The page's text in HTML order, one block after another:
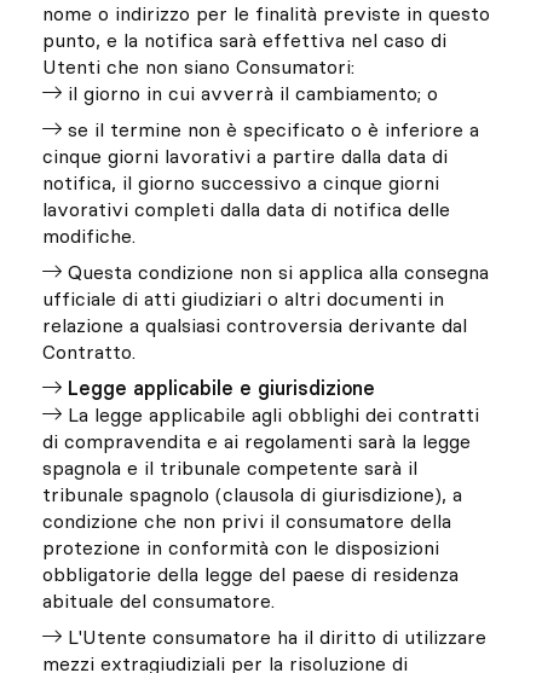
nome o indirizzo per le finalità previste in questo
punto, e la notifica sarà effettiva nel caso di
Utenti che non siano Consumatori:
il giorno in cui avverrà il cambiamento; o
se il termine non è specificato o è inferiore a
cinque giorni lavorativi a partire dalla data di
notifica, il giorno successivo a cinque giorni
lavorativi completi dalla data di notifica delle
modifiche.
Questa condizione non si applica alla consegna
ufficiale di atti giudiziari o altri documenti in
relazione a qualsiasi controversia derivante dal
Contratto.
Legge applicabile e giurisdizione
La legge applicabile agli obblighi dei contratti
di compravendita e ai regolamenti sarà la legge
spagnola e il tribunale competente sarà il
tribunale spagnolo (clausola di giurisdizione), a
condizione che non privi il consumatore della
protezione in conformità con le disposizioni
obbligatorie della legge del paese di residenza
abituale del consumatore.
L'Utente consumatore ha il diritto di utilizzare
mezzi extragiudiziali per la risoluzione di